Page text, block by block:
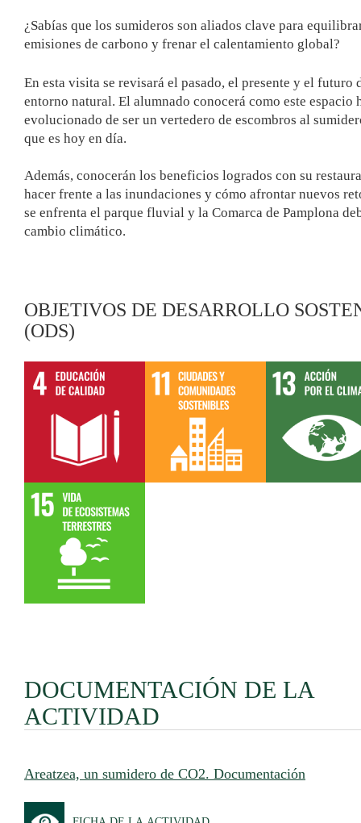
¿Sabías que los sumideros son aliados clave para
emisiones de carbono y frenar el calentamiento global?
En esta visita se revisará el pasado, el presente y el futuro
entorno natural. El alumnado conocerá como este espacio
evolucionado de ser un vertedero de escombros al
que es hoy en día.
Además, conocerán los beneficios logrados con su
hacer frente a las inundaciones y cómo afrontar nuevos
se enfrenta el parque fluvial y la Comarca de Pamplona
cambio climático.
OBJETIVOS DE DESARROLLO
(ODS)
DOCUMENTACIÓN DE LA
ACTIVIDAD
Areatzea, un sumidero de CO2. Documentación